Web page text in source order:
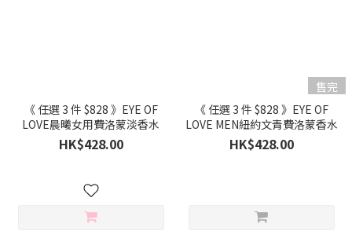
《 任選 3 件 $828 》EYE OF
LOVE晨曦女用費洛蒙淡香水
HK$428.00
售完
《 任選 3 件 $828 》EYE OF
LOVE MEN紐約文青費洛蒙香水
HK$428.00